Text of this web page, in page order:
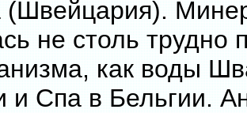
не столь трудно
как воды
и Спа в Бельгии.